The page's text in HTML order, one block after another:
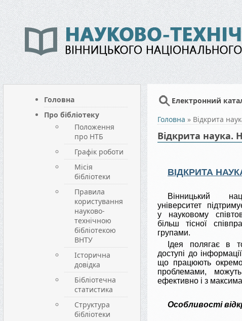
Головна
Про бібліотеку
Положення
про НТБ
Графік роботи
Місія
бібліотеки
Правила
користування
науково-
технічною
бібліотекою
ВНТУ
Історична
довідка
Бібліотечна
статистика
Структура
бібліотеки
Електронний
Головна » Відкрита
Відкрита наука.
ВІДКРИТА
Вінницький
університет
у науковому
більш тісної
групами.
Ідея полягає в
доступі до
що працюють
проблемами,
ефективно і з
Особливості